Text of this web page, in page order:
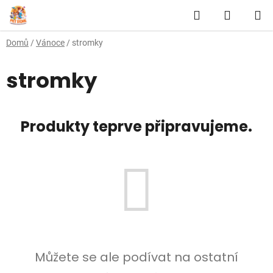
Přejít
na
obsah
Hledat
KOŠÍK
Domů / Vánoce / stromky
stromky
Produkty teprve připravujeme.
Můžete se ale podívat na ostatní